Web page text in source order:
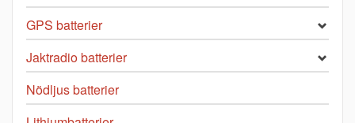
GPS batterier
Jaktradio batterier
Nödljus batterier